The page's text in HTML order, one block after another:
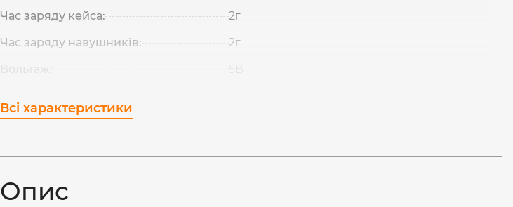
Час заряду кейса:
2г
Час заряду навушників:
2г
Всі характеристики
Опис